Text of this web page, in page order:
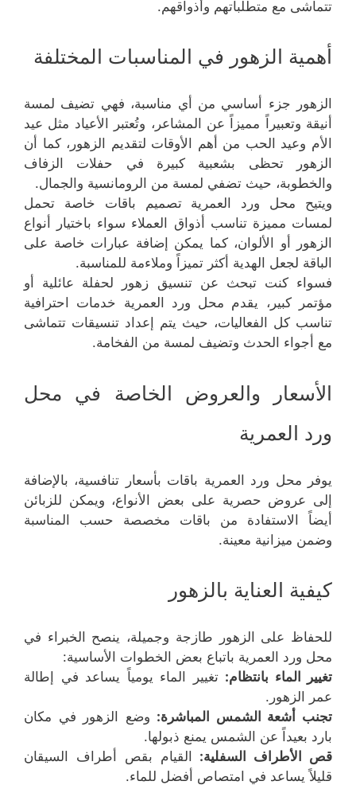
تتماشى مع متطلباتهم وأذواقهم.
أهمية الزهور في المناسبات المختلفة
الزهور جزء أساسي من أي مناسبة، فهي تضيف لمسة
أنيقة وتعبيراً مميزاً عن المشاعر، وتُعتبر الأعياد مثل عيد
الأم وعيد الحب من أهم الأوقات لتقديم الزهور، كما أن
الزهور تحظى بشعبية كبيرة في حفلات الزفاف
والخطوبة، حيث تضفي لمسة من الرومانسية والجمال.
ويتيح محل ورد العمرية تصميم باقات خاصة تحمل
لمسات مميزة تناسب أذواق العملاء سواء باختيار أنواع
الزهور أو الألوان، كما يمكن إضافة عبارات خاصة على
الباقة لجعل الهدية أكثر تميزاً وملاءمة للمناسبة.
فسواء كنت تبحث عن تنسيق زهور لحفلة عائلية أو
مؤتمر كبير، يقدم محل ورد العمرية خدمات احترافية
تناسب كل الفعاليات، حيث يتم إعداد تنسيقات تتماشى
مع أجواء الحدث وتضيف لمسة من الفخامة.
الأسعار والعروض الخاصة في محل
ورد العمرية
يوفر محل ورد العمرية باقات بأسعار تنافسية، بالإضافة
إلى عروض حصرية على بعض الأنواع، ويمكن للزبائن
أيضاً الاستفادة من باقات مخصصة حسب المناسبة
وضمن ميزانية معينة.
كيفية العناية بالزهور
للحفاظ على الزهور طازجة وجميلة، ينصح الخبراء في
محل ورد العمرية باتباع بعض الخطوات الأساسية:
تغيير الماء بانتظام: تغيير الماء يومياً يساعد في إطالة
عمر الزهور.
تجنب أشعة الشمس المباشرة: وضع الزهور في مكان
بارد بعيداً عن الشمس يمنع ذبولها.
قص الأطراف السفلية: القيام بقص أطراف السيقان
قليلاً يساعد في امتصاص أفضل للماء.